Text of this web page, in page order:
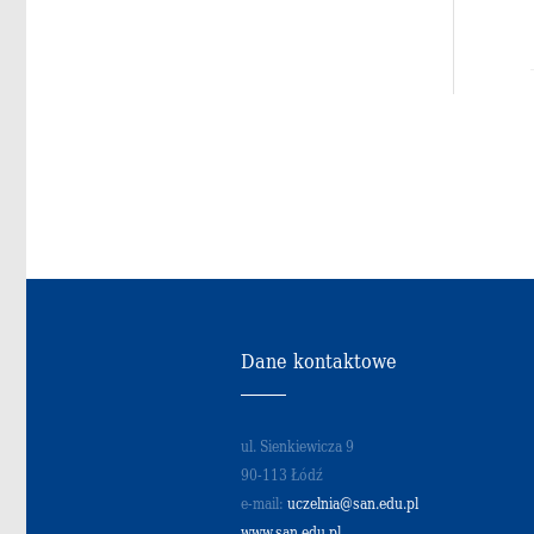
Dane kontaktowe
ul. Sienkiewicza 9
90-113 Łódź
e-mail: uczelnia@san.edu.pl